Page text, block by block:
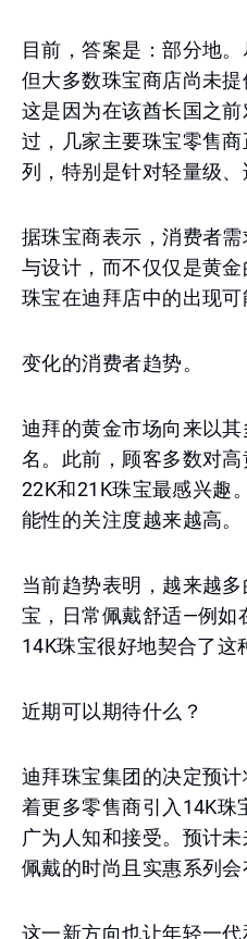
目前，答案是：部分地
但大多数珠宝商店尚未提
这是因为在该酋长国之
过，几家主要珠宝零售
列，特别是针对轻量级、
据珠宝商表示，消费者
与设计，而不仅仅是黄
珠宝在迪拜店中的出现可
变化的消费者趋势。
迪拜的黄金市场向来以
名。此前，顾客多数对
22K和21K珠宝最感兴趣
能性的关注度越来越高。
当前趋势表明，越来越
宝，日常佩戴舒适—例如
14K珠宝很好地契合了这
近期可以期待什么？
迪拜珠宝集团的决定预
着更多零售商引入14K珠
广为人知和接受。预计
佩戴的时尚且实惠系列会
这一新方向也让年轻一